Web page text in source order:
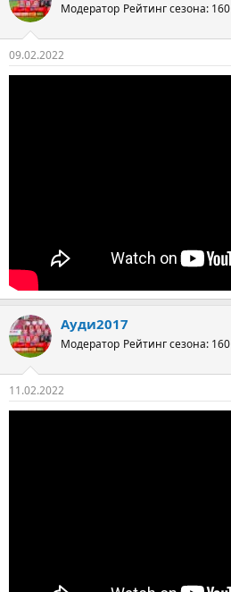
Модератор Рейтинг сезона: 160
09.02.2022
Ауди2017
Модератор Рейтинг сезона: 160
11.02.2022